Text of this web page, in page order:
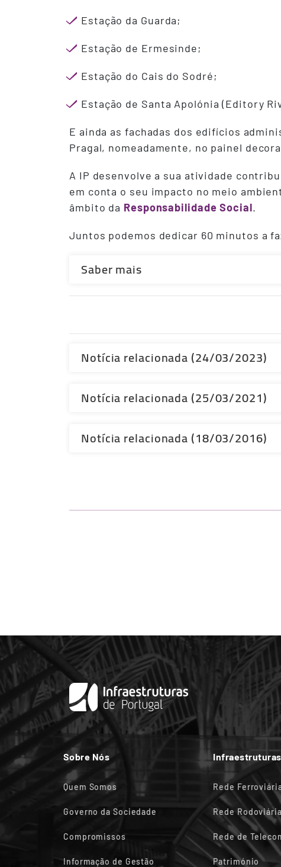
Estação da Guarda;
Estação de Ermesinde;
Estação do Cais do Sodré;
Estação de Santa Apolónia (Editory
E ainda as fachadas dos edifícios
Pragal, nomeadamente, no painel
A IP desenvolve a sua atividade
em conta o seu impacto no meio
âmbito da Responsabilidade Social.
Juntos podemos dedicar 60 minutos a
Saber mais
Notícia relacionada (24/03/2023)
Notícia relacionada (25/03/2021)
Notícia relacionada (18/03/2016)
Sobre Nós
Quem Somos
Governo da Sociedade
Compromissos
Informação de Gestão
Infraestruturas
Rede
Rede Rodoviária
Rede de
Património